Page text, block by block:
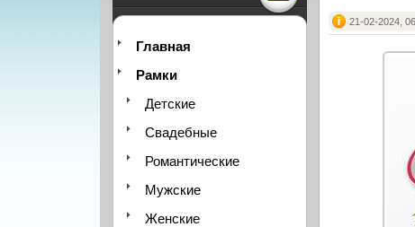
Главная
Рамки
Детские
Свадебные
Романтические
Мужские
Женские
21-02-2024,